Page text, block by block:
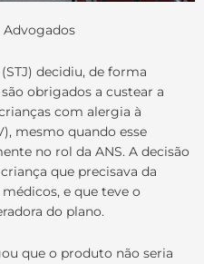
decidiu, de forma
obrigados a custear a
com alergia à
mesmo quando esse
no rol da ANS. A decisão
que precisava da
e que teve o
do plano.
que o produto não seria